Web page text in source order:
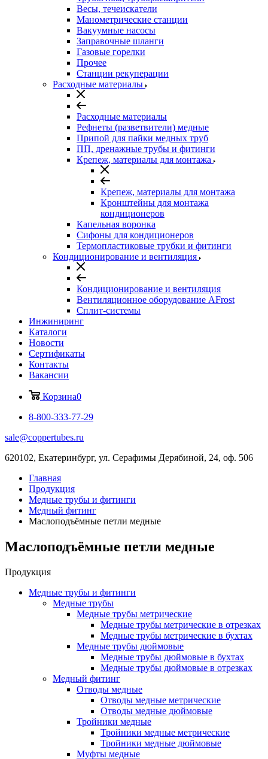
Весы, течеискатели
Манометрические станции
Вакуумные насосы
Заправочные шланги
Газовые горелки
Прочее
Станции рекуперации
Расходные материалы
Расходные материалы
Рефнеты (разветвители) медные
Припой для пайки медных труб
ПП, дренажные трубы и фитинги
Крепеж, материалы для монтажа
Крепеж, материалы для монтажа
Кронштейны для монтажа
кондиционеров
Капельная воронка
Сифоны для кондиционеров
Термопластиковые трубки и фитинги
Кондиционирование и вентиляция
Кондиционирование и вентиляция
Вентиляционное оборудование AFrost
Сплит-системы
Инжиниринг
Каталоги
Новости
Сертификаты
Контакты
Вакансии
Корзина0
8-800-333-77-29
sale@coppertubes.ru
620102, Екатеринбург, ул. Серафимы Дерябиной, 24, оф. 506
Главная
Продукция
Медные трубы и фитинги
Медный фитинг
Маслоподъёмные петли медные
Маслоподъёмные петли медные
Продукция
Медные трубы и фитинги
Медные трубы
Медные трубы метрические
Медные трубы метрические в отрезках
Медные трубы метрические в бухтах
Медные трубы дюймовые
Медные трубы дюймовые в бухтах
Медные трубы дюймовые в отрезках
Медный фитинг
Отводы медные
Отводы медные метрические
Отводы медные дюймовые
Тройники медные
Тройники медные метрические
Тройники медные дюймовые
Муфты медные